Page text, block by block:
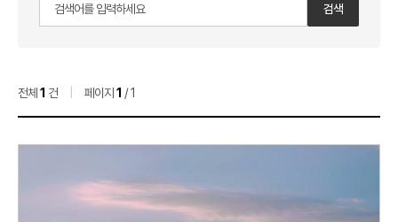
검색
전체 1 건 페이지 1 / 1